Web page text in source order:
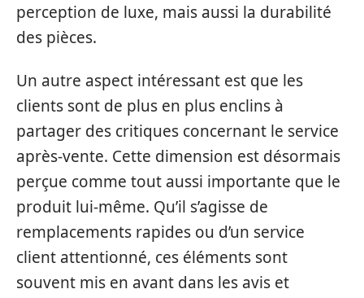
perception de luxe, mais aussi la durabilité
des pièces.
Un autre aspect intéressant est que les
clients sont de plus en plus enclins à
partager des critiques concernant le service
après-vente. Cette dimension est désormais
perçue comme tout aussi importante que le
produit lui-même. Qu’il s’agisse de
remplacements rapides ou d’un service
client attentionné, ces éléments sont
souvent mis en avant dans les avis et